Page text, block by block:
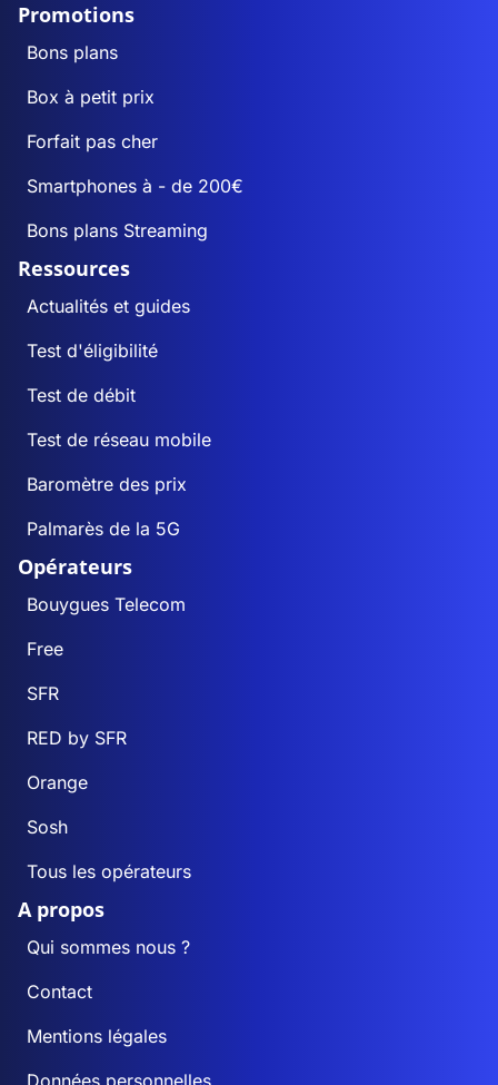
Promotions
Bons plans
Box à petit prix
Forfait pas cher
Smartphones à - de 200€
Bons plans Streaming
Ressources
Actualités et guides
Test d'éligibilité
Test de débit
Test de réseau mobile
Baromètre des prix
Palmarès de la 5G
Opérateurs
Bouygues Telecom
Free
SFR
RED by SFR
Orange
Sosh
Tous les opérateurs
A propos
Qui sommes nous ?
Contact
Mentions légales
Données personnelles